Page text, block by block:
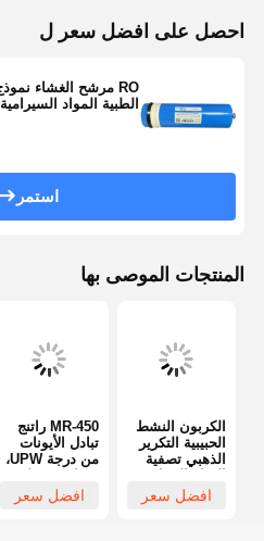
معدات المياه النقية للغاية
نظام تصفية المياه النقية للغاية
نظام مياه RO فائق النقاء
نظام تنقية المياه الصناعية
آلة الماء منزوع الأيونات
المواد الاستهلاكية لتنقية المياه
احصل على افضل سعر ل
الطبية المواد السيرامية
استمر
المنتجات الموصى بها
الكربون النشط
الحبيبية التكرير
الذهبي تصفية
المحفز الضوئي
ألياف الكربون
افضل سعر
MR-450 راتنج
تبادل الأيونات
من درجة UPW،
مستويات
الكربون العضوي
افضل سعر